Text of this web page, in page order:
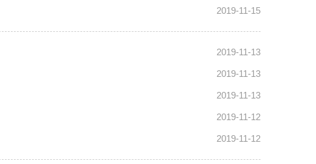
2019-11-15
2019-11-13
2019-11-13
2019-11-13
2019-11-12
2019-11-12